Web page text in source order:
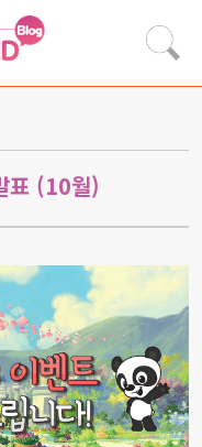
표 (10월)